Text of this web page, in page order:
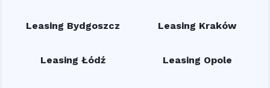
Leasing Bydgoszcz Leasing Kraków
Leasing Łódź Leasing Opole